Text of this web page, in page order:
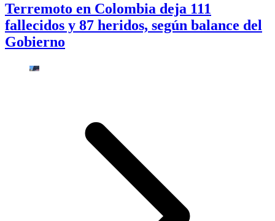
Terremoto en Colombia deja 111
fallecidos y 87 heridos, según balance del
Gobierno